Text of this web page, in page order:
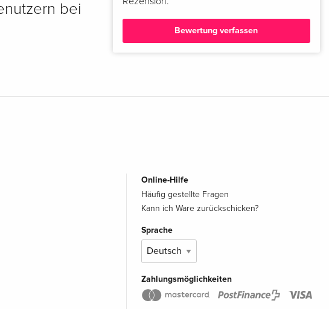
bei
Bewertung verfassen
Online-Hilfe
Häufig gestellte Fragen
Kann ich Ware zurückschicken?
Sprache
Zahlungsmöglichkeiten